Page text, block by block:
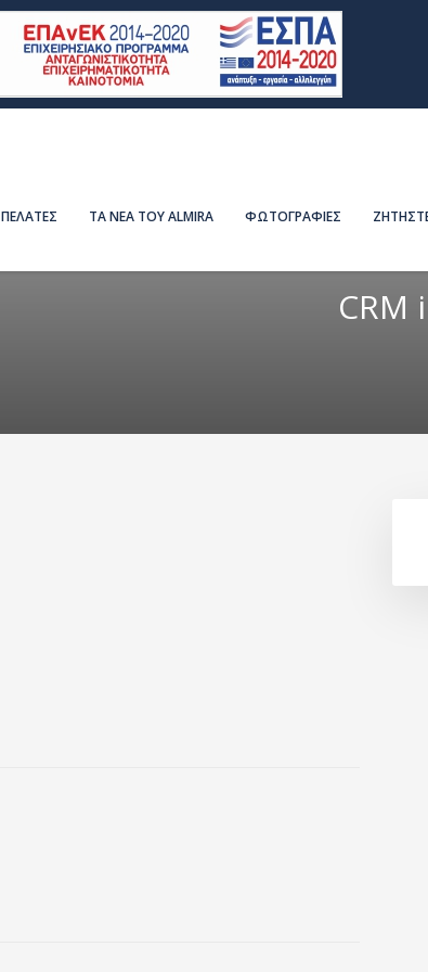
ΠΕΛΑΤΕΣ ΤΑ ΝΕΑ ΤΟΥ ALMIRA ΦΩΤΟΓΡΑΦΙΕΣ
CRM